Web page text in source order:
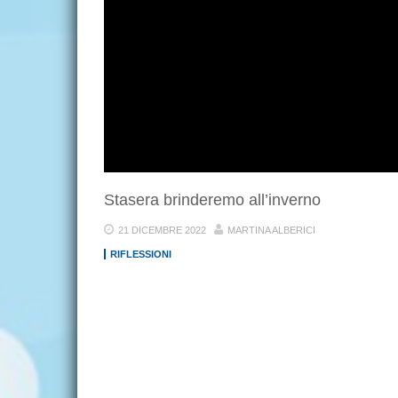
Stasera brinderemo all’inverno
21 DICEMBRE 2022 MARTINA ALBERICI
RIFLESSIONI